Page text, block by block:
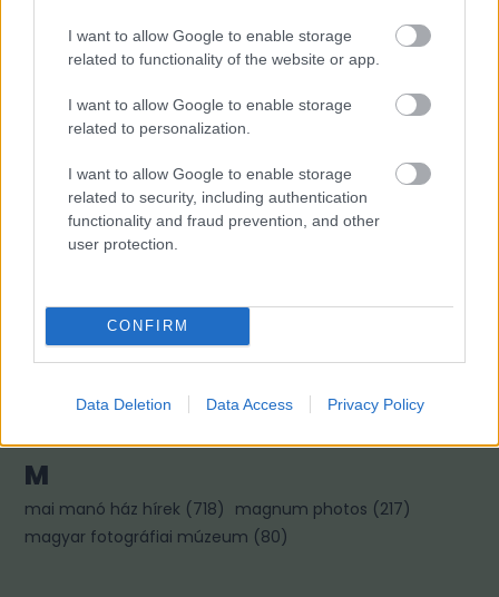
I want to allow Google to enable storage
related to functionality of the website or app.
I want to allow Google to enable storage
related to personalization.
I want to allow Google to enable storage
related to security, including authentication
functionality and fraud prevention, and other
user protection.
CONFIRM
Data Deletion Data Access Privacy Policy
PUNKT
Nincs megjeleníthető elem
Fotográfusok és témák
M
mai manó ház hírek (718) magnum photos (217)
magyar fotográfiai múzeum (80)